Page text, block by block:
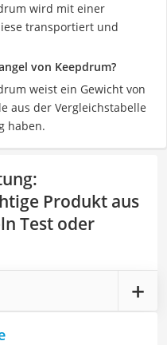
wird mit einer
transportiert und
von Keepdrum?
weist ein Gewicht von
aus der Vergleichstabelle
haben.
:
Produkt aus
Test oder